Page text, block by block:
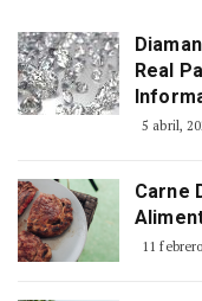
Real
5 abril,
Carne
11